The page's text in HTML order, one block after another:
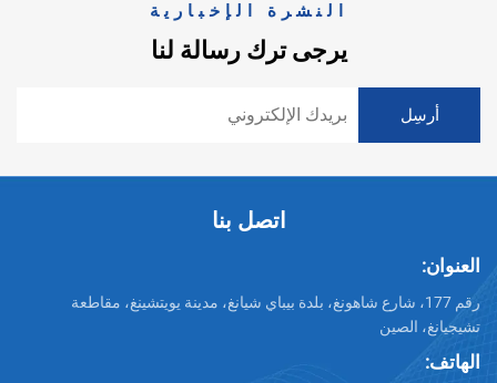
النشرة الإخبارية
يرجى ترك رسالة لنا
اتصل بنا
العنوان:
رقم 177، شارع شاهونغ، بلدة بيباي شيانغ، مدينة يويتشينغ، مقاطعة
تشيجيانغ، الصين
الهاتف: